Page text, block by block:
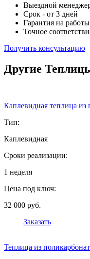
Выездной
Срок - от 3 дней
Гарантия на
Точное
Получить консультацию
Другие
Каплевидная теплица из
Тип:
Каплевидная
Сроки реализации:
1 неделя
Цена под ключ:
32 000 руб.
Заказать
Теплица из